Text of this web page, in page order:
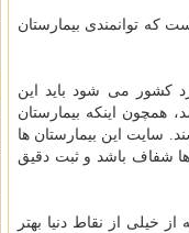
كه توانمندی بیمارستان
كشور می شود باید این
همچون اینكه بیمارستان
سایت این بیمارستان ها
ها شفاف باشد و ثبت دقیق
خیلی از نقاط دنیا بهتر